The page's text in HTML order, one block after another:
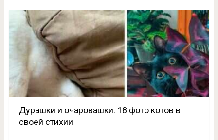
Дурашки и очаровашки. 18 фото котов в
своей стихии